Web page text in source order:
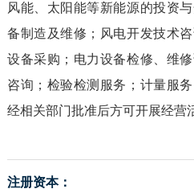
风能、太阳能等新能源的投资
备制造及维修；风电开发技术
设备采购；电力设备检修、维
咨询；检验检测服务；计量服
经相关部门批准后方可开展经营
注册资本：